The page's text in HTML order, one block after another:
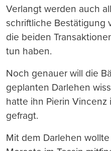
Verlangt werden auch
schriftliche Bestätigung
die beiden
tun haben.
Noch genauer will die
geplanten Darlehen
hatte ihn Pierin Vincenz
gefragt.
Mit dem Darlehen